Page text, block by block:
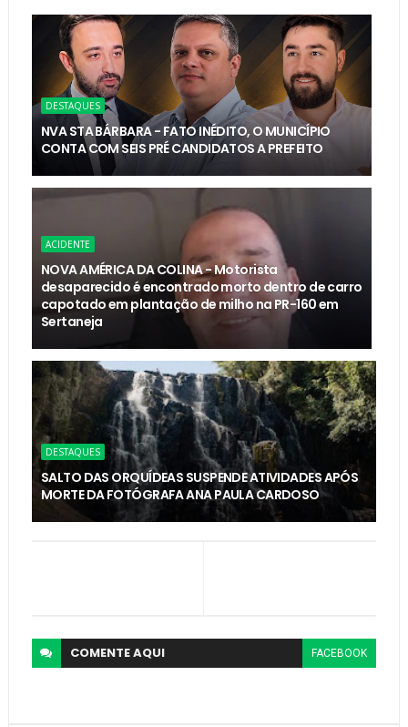
DESTAQUES
NVA STA BÁRBARA - FATO INÉDITO, O MUNICÍPIO
CONTA COM SEIS PRÉ CANDIDATOS A PREFEITO
ACIDENTE
NOVA AMÉRICA DA COLINA - Motorista
desaparecido é encontrado morto dentro de carro
capotado em plantação de milho na PR-160 em
Sertaneja
DESTAQUES
SALTO DAS ORQUÍDEAS SUSPENDE ATIVIDADES APÓS
MORTE DA FOTÓGRAFA ANA PAULA CARDOSO
COMENTEAQUI FACEBOOK